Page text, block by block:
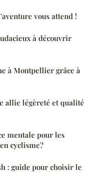
vous attend !
à découvrir
à Montpellier grâce à
allie légèreté et qualité
mentale pour les
cyclisme?
: guide pour choisir le